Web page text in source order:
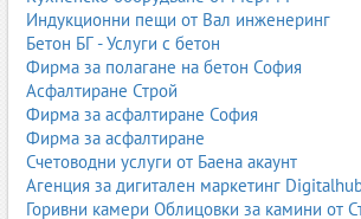
Компресори за гуми– бутални или
Инструменти за TPMS
–
датчици.
Качественото оборудване за гуми
точност при работа.
1.4. Компресори и пневматика
Компресорите са източникът на енергия за
Индукционни пещи от Вал инженеринг
Бетон БГ - Услуги с бетон
Фирма за полагане на бетон София
Асфалтиране Строй
Фирма за асфалтиране София
Фирма за асфалтиране
Счетоводни услуги от Баена акаунт
Агенция за дигитален маркетинг
Горивни камери Облицовки за камини от